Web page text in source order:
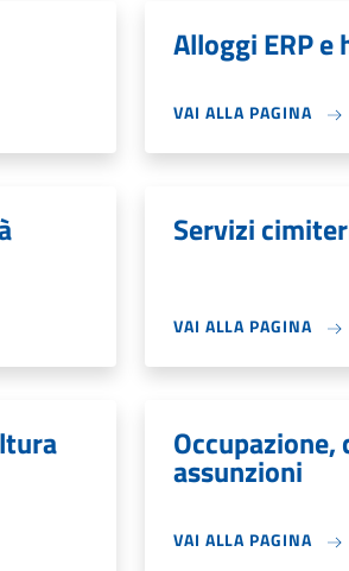
Alloggi ERP e
VAI ALLA PAGINA
Servizi
VAI ALLA PAGINA
Occupazione,
assunzioni
VAI ALLA PAGINA